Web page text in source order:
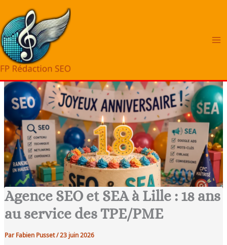
contenu
Agence SEO et SEA à Lille : 18 ans
au service des TPE/PME
ParFabien Pusset/23 juin 2026